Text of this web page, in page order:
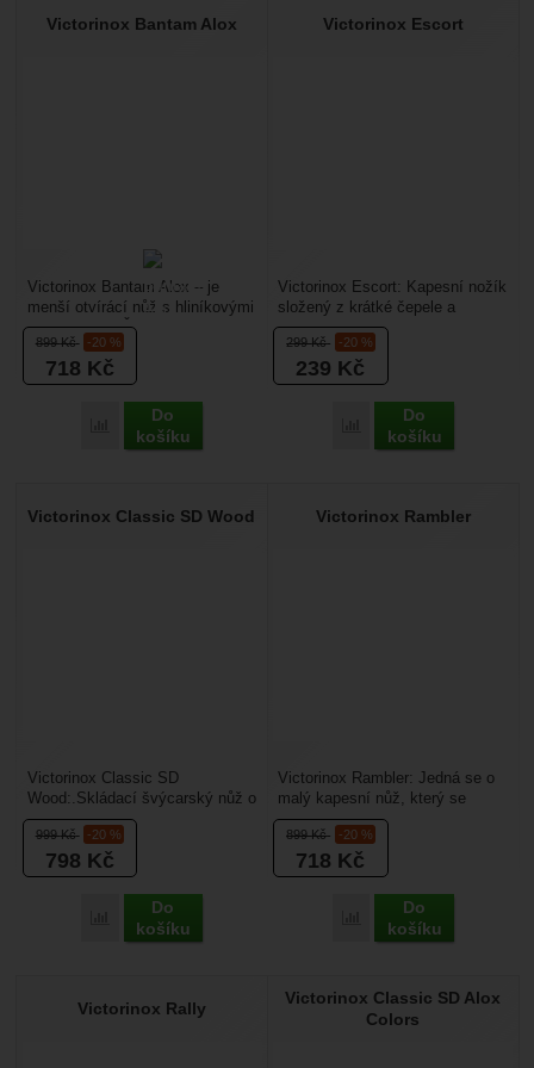
Victorinox Bantam Alox
899Kč -20 %
718 Kč
Přidat 'Victorinox Bantam Alox' k porovnání
Do
košíku
Victorinox Bantam Alox – je
menší otvírácí nůž s hliníkovými
střenkami ze Švýcarska. Dá
vám to, co od...
Victorinox Escort
299Kč -20 %
239 Kč
Přidat 'Victorinox
Do
košíku
Victorinox Escort: Kapesní nožík
složený z krátké čepele a
pilníku. Délka nože je 58 mm.
Můžete si ho...
Victorinox Classic SD Wood
999Kč -20 %
798 Kč
Přidat 'Victorinox Classic SD Wood' k porovnání
Do
košíku
Victorinox Classic SD
Wood:.Skládací švýcarský nůž o
velikosti 58 mm. Je vhodný jako
přívěsek na klíče,...
Victorinox Rambler
899Kč -20 %
718 Kč
Přidat 'Victorinox
Do
košíku
Victorinox Rambler: Jedná se o
malý kapesní nůž, který se
nemusíte bát vzít s sebou na
toulky do přírody. ...
Victorinox Rally
Victorinox Classic SD Alox
Colors